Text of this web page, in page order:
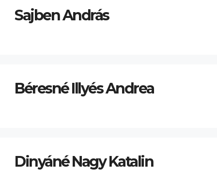
Sajben András
Béresné Illyés Andrea
Dinyáné Nagy Katalin